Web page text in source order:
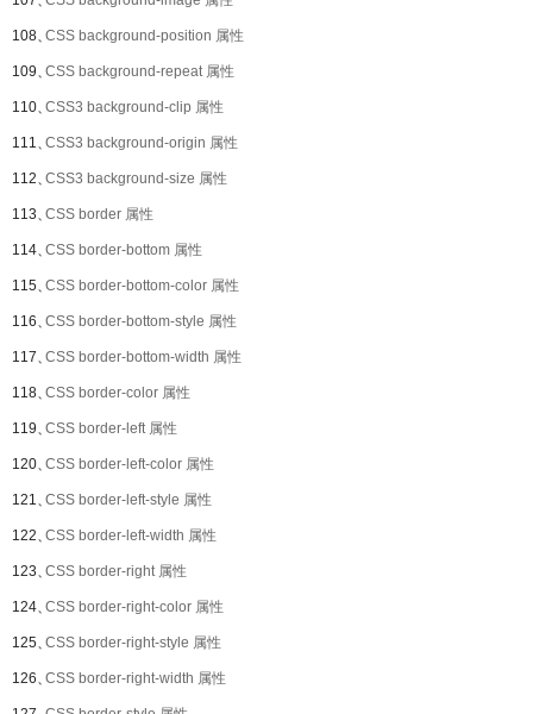
108、CSS background-position 属性
109、CSS background-repeat 属性
110、CSS3 background-clip 属性
111、CSS3 background-origin 属性
112、CSS3 background-size 属性
113、CSS border 属性
114、CSS border-bottom 属性
115、CSS border-bottom-color 属性
116、CSS border-bottom-style 属性
117、CSS border-bottom-width 属性
118、CSS border-color 属性
119、CSS border-left 属性
120、CSS border-left-color 属性
121、CSS border-left-style 属性
122、CSS border-left-width 属性
123、CSS border-right 属性
124、CSS border-right-color 属性
125、CSS border-right-style 属性
126、CSS border-right-width 属性